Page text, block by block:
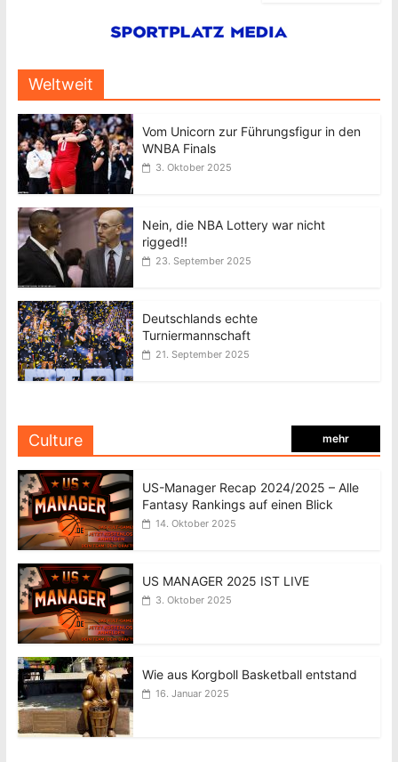
Weltweit
Vom Unicorn zur Führungsfigur in den
WNBA Finals
3. Oktober 2025
Nein, die NBA Lottery war nicht
rigged!!
23. September 2025
Deutschlands echte
Turniermannschaft
21. September 2025
Culture mehr
US-Manager Recap 2024/2025 – Alle
Fantasy Rankings auf einen Blick
14. Oktober 2025
US MANAGER 2025 IST LIVE
3. Oktober 2025
Wie aus Korgboll Basketball entstand
16. Januar 2025